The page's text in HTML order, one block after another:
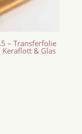
– Transferfolie
& Glas